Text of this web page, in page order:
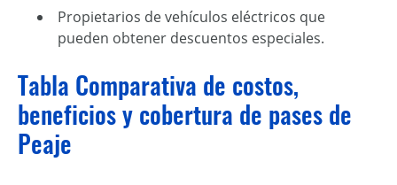
Propietarios de vehículos eléctricos que
pueden obtener descuentos especiales.
Tabla Comparativa de costos,
beneficios y cobertura de pases de
Peaje